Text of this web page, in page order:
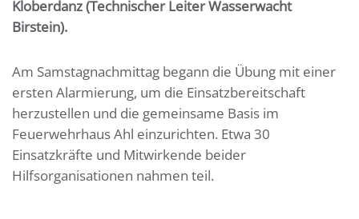
Kloberdanz (Technischer Leiter Wasserwacht
Birstein).
Am Samstagnachmittag begann die Übung mit einer
ersten Alarmierung, um die Einsatzbereitschaft
herzustellen und die gemeinsame Basis im
Feuerwehrhaus Ahl einzurichten. Etwa 30
Einsatzkräfte und Mitwirkende beider
Hilfsorganisationen nahmen teil.